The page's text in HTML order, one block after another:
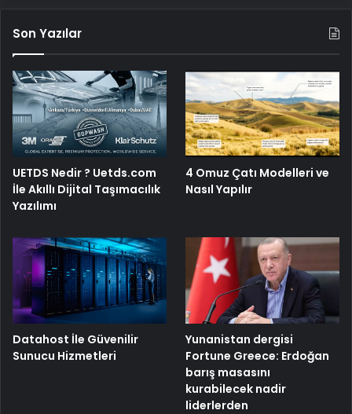
Son Yazılar
UETDS Nedir ? Uetds.com
İle Akıllı Dijital Taşımacılık
Yazılımı
4 Omuz Çatı Modelleri ve
Nasıl Yapılır
Datahost İle Güvenilir
Sunucu Hizmetleri
Yunanistan dergisi
Fortune Greece: Erdoğan
barış masasını
kurabilecek nadir
liderlerden